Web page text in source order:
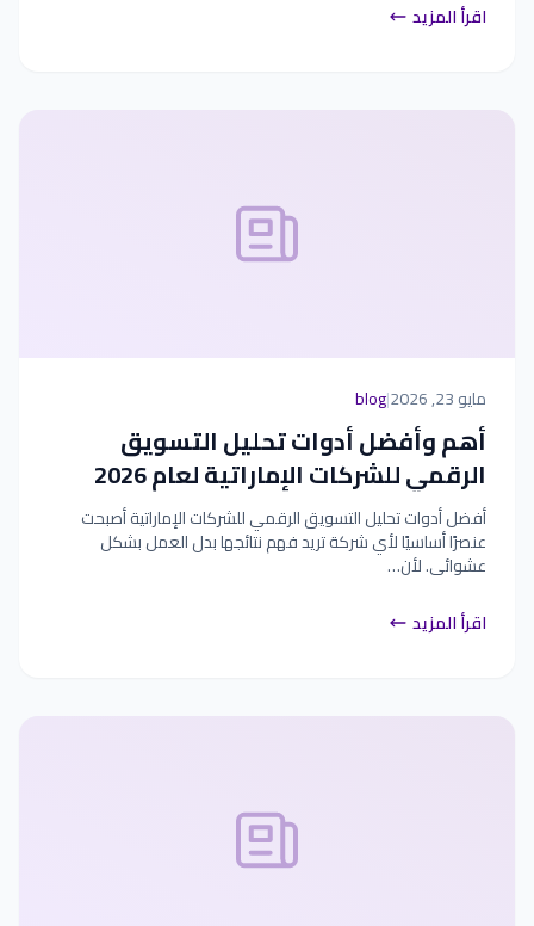
اقرأ المزيد
مايو 23, 2026 |
blog
أهم وأفضل أدوات تحليل التسويق
الرقمي للشركات الإماراتية لعام 2026
أفضل أدوات تحليل التسويق الرقمي للشركات الإماراتية أصبحت
عنصرًا أساسيًا لأي شركة تريد فهم نتائجها بدل العمل بشكل
عشوائي. لأن…
اقرأ المزيد